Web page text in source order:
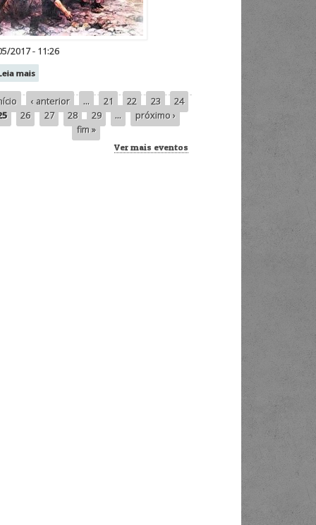
2017 - 11:26
mais
‹ anterior … 21 22 23
24
26 27 28 29 …
próximo ›
fim »
Ver mais eventos